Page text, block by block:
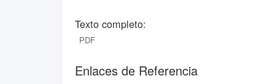
Texto completo:
PDF
Enlaces de Referencia